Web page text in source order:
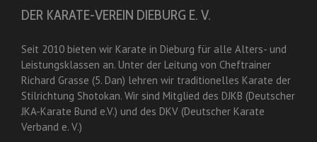
DER KARATE-VEREIN DIEBURG E. V.
Seit 2010 bieten wir Karate in Dieburg für alle Alters- und
Leistungsklassen an. Unter der Leitung von Cheftrainer
Richard Grasse (5. Dan) lehren wir traditionelles Karate der
Stilrichtung Shotokan. Wir sind Mitglied des DJKB (Deutscher
JKA-Karate Bund e.V.) und des DKV (Deutscher Karate
Verband e. V.)